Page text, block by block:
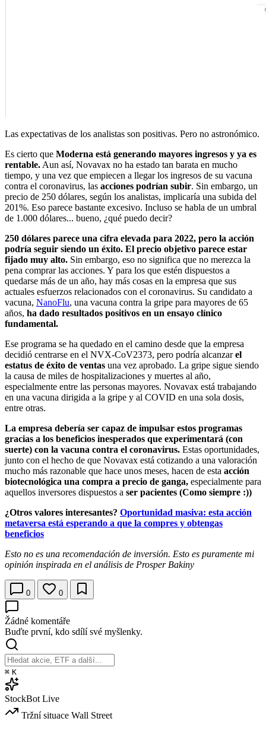
Las expectativas de los analistas son positivas. Pero no astronómico.
Es cierto que Moderna está generando mayores ingresos y ya es
rentable. Aun así, Novavax no ha estado tan barata en mucho
tiempo, y una vez que empiecen a llegar los ingresos de su vacuna
contra el coronavirus, las acciones podrían subir. Sin embargo, un
precio de 250 dólares, según los analistas, implicaría una subida del
201%. Eso parece bastante excesivo. Incluso se habla de un umbral
de 1.000 dólares... bueno, ¿qué puedo decir?
250 dólares parece una cifra elevada para 2022, pero la acción
podría seguir siendo un éxito. El precio objetivo parece estar
fijado muy alto. Sin embargo, eso no significa que no merezca la
pena comprar las acciones. Y para los que estén dispuestos a
quedarse más de un año, hay más cosas en la empresa que sus
actuales esfuerzos relacionados con el coronavirus. Su candidato a
vacuna, NanoFlu, una vacuna contra la gripe para mayores de 65
años, ha dado resultados positivos en un ensayo clínico
fundamental.
Ese programa se ha quedado en el camino desde que la empresa
decidió centrarse en el NVX-CoV2373, pero podría alcanzarel
estatus de éxito de ventas una vez aprobado. La gripe sigue siendo
la causa de miles de hospitalizaciones y muertes al año,
especialmente entre las personas mayores. Novavax está trabajando
en una vacuna dirigida a la gripe y al COVID en una sola dosis,
entre otras.
La empresa debería ser capaz de impulsar estos programas
gracias a los beneficios inesperados que experimentará (con
suerte) con la vacuna contra el coronavirus. Estas oportunidades,
junto con el hecho de que Novavax está cotizando a una valoración
mucho más razonable que hace unos meses, hacen de esta acción
biotecnológica una compra a precio de ganga, especialmente para
aquellos inversores dispuestos a ser pacientes (Como siempre :))
¿Otros valores interesantes? Oportunidad masiva: esta acción
metaversa está esperando a que la compres y obtengas
beneficios
Esto no es una recomendación de inversión. Esto es puramente mi
opinión inspirada en el análisis de Prosper Bakiny
0 0
Žádné komentáře
Buďte první, kdo sdílí své myšlenky.
⌘ K
StockBot Live
Tržní situace Wall Street